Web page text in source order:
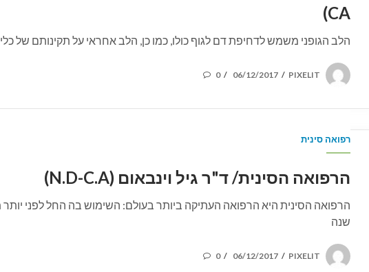
CA)
הלב הגופני משמש לדחיפת דם לגוף כולו, כמו כן, הלב אחראי על תקינותם של כלי
PIXELIT
/
POSTED
06/12/2017
/
0
רפואה סינית
הרפואה הסינית/ ד"ר גיל וינבאום (N.D-C.A)
שנה
PIXELIT
/
POSTED
06/12/2017
/
0